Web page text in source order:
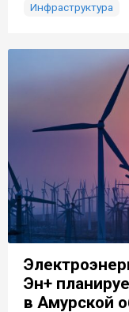
Инфраструктура
Эн+
в Амурской